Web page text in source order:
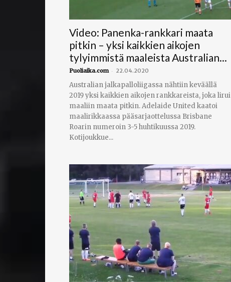
Video: Panenka-rankkari maata
pitkin – yksi kaikkien aikojen
tylyimmistä maaleista Australian...
Puoliaika.com - 22.04.2020
Australian jalkapalloliigassa nähtiin keväällä
2019 yksi kaikkien aikojen rankkareista, joka lirui
maaliin maata pitkin. Adelaide United kaatoi
maalirikkaassa pääsarjaottelussa Brisbane
Roarin numeroin 3-5 huhtikuussa 2019.
Kotijoukkue...